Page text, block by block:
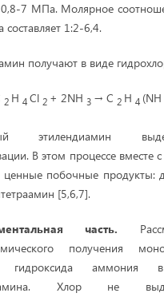
7 МПа. Молярное
1:2-6,4.
получают в виде
2 H 4Cl 2 + 2NH 3 → C 2 H 4 (NH
этилендиамин
В этом процессе вместе
ценные побочные продукты:
[5,6,7].
часть.
получения
гидроксида аммония в
Хлор не